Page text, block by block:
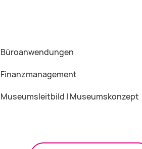
Büroanwendungen
Finanzmanagement
Museumsleitbild | Museumskonzept